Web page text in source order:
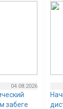
04.08.2026
забеге